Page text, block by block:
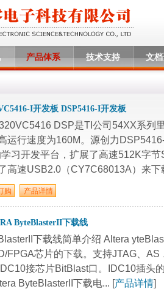
产品体系 技术支持 文
I开发板 DSP5416-I开发板
DSP是TI公司54XX系列
运行速度为160M。源创力
习开发平台，扩展了高速512K字
高速USB2.0（CY7C68013A）来下
ByteBlasterII下载线
下载线简单介绍 Altera
FPGA芯片的下载。支持JTAG、
接芯片BitBlast口。IDC10插头
ByteBlasterII下载电... [产品详情]